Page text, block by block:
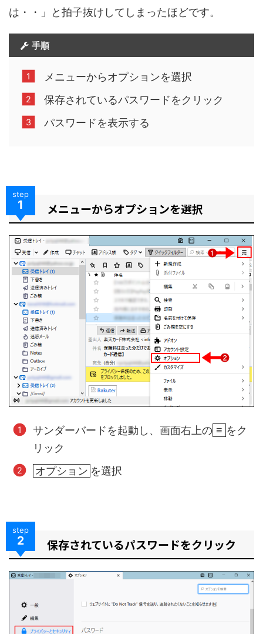
は・・」と拍子抜けしてしまったほどです。
手順
メニューからオプションを選択
保存されているパスワードをクリック
パスワードを表示する
step
1 メニューからオプションを選択
サンダーバードを起動し、画面右上の ≡ をク
リック
オプション を選択
step
2 保存されているパスワードをクリック